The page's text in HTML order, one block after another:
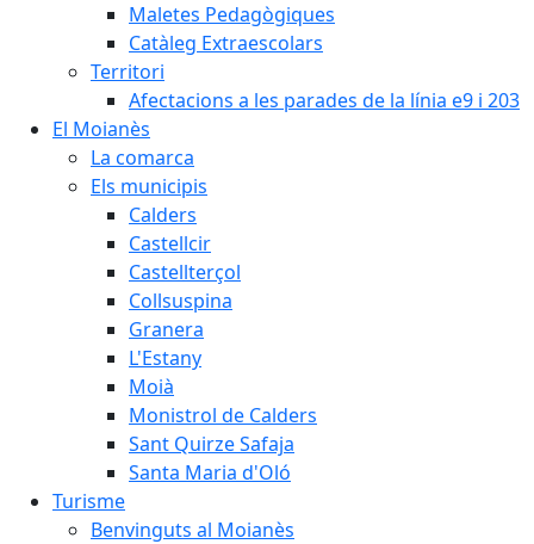
Maletes Pedagògiques
Catàleg Extraescolars
Territori
Afectacions a les parades de la línia e9 i 203
El Moianès
La comarca
Els municipis
Calders
Castellcir
Castellterçol
Collsuspina
Granera
L'Estany
Moià
Monistrol de Calders
Sant Quirze Safaja
Santa Maria d'Oló
Turisme
Benvinguts al Moianès